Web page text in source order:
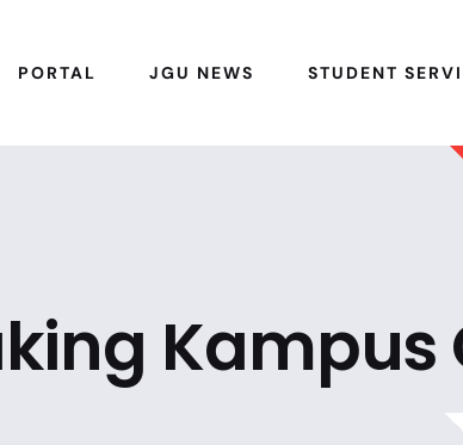
PORTAL JGU NEWS STUDENT
Kampus